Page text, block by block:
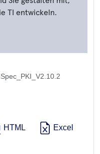
TI entwickeln.
HTML Excel